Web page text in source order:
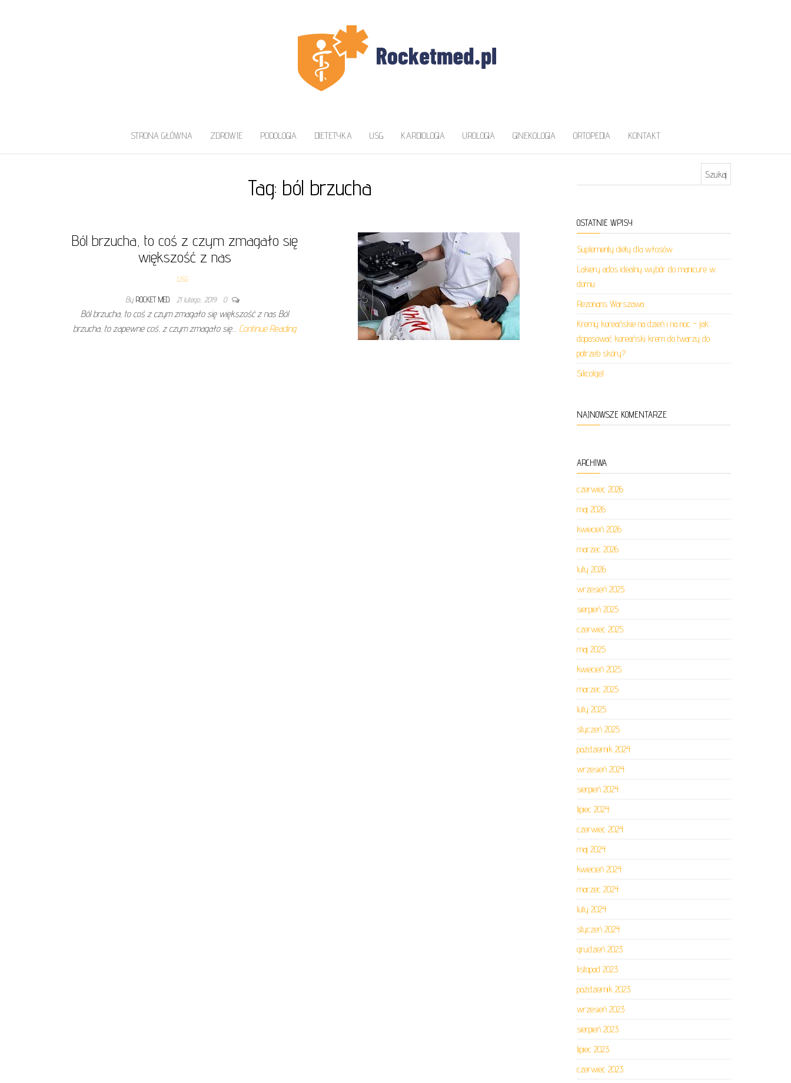
STRONA GŁÓWNA ZDROWIE PODOLOGIA DIETETYKA USG KARDIOLOGIA UROLOGIA GINEKOLOGIA ORTOPEDIA KONTAKT
Tag: ból brzucha
Ból brzucha, to coś z czym zmagało się
większość z nas
USG
By ROCKET MED 21 lutego, 2019 0
Ból brzucha, to coś z czym zmagało się większość z nas Ból
brzucha, to zapewne coś, z czym zmagało się… Continue Reading
OSTATNIE WPISY
Suplementy diety dla włosów
Lakiery ados idealny wybór do manicure w
domu
Rezonans Warszawa
Kremy koreańskie na dzień i na noc – jak
dopasować koreański krem do twarzy do
potrzeb skóry?
Silicolgel
NAJNOWSZE KOMENTARZE
ARCHIWA
czerwiec 2026
maj 2026
kwiecień 2026
marzec 2026
luty 2026
wrzesień 2025
sierpień 2025
czerwiec 2025
maj 2025
kwiecień 2025
marzec 2025
luty 2025
styczeń 2025
październik 2024
wrzesień 2024
sierpień 2024
lipiec 2024
czerwiec 2024
maj 2024
kwiecień 2024
marzec 2024
luty 2024
styczeń 2024
grudzień 2023
listopad 2023
październik 2023
wrzesień 2023
sierpień 2023
lipiec 2023
czerwiec 2023